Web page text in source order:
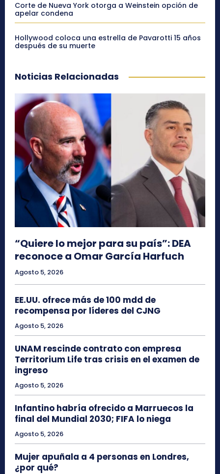
Corte de Nueva York otorga a Weinstein opción de
apelar condena
Hollywood coloca una estrella de Pavarotti 15 años
después de su muerte
Noticias Relacionadas
“Quiere lo mejor para su país”: DEA
reconoce a Omar García Harfuch
Agosto 5, 2026
EE.UU. ofrece más de 100 mdd de
recompensa por líderes del CJNG
Agosto 5, 2026
UNAM rescinde contrato con empresa
Territorium Life tras crisis en el examen de
ingreso
Agosto 5, 2026
Infantino habría ofrecido a Marruecos la
final del Mundial 2030; FIFA lo niega
Agosto 5, 2026
Mujer apuñala a 4 personas en Londres,
¿por qué?